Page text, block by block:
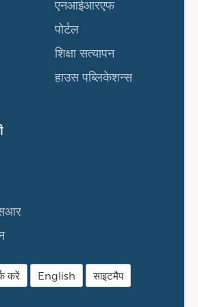
एनआईआरएफ
पोर्टल
शिक्षा सत्यापन
हाउस पब्लिकेशन्स
करें English साइटमैप